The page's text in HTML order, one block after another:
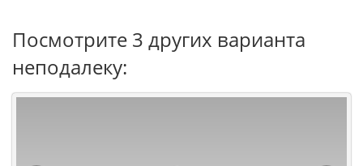
Посмотрите 3 других варианта
неподалеку: